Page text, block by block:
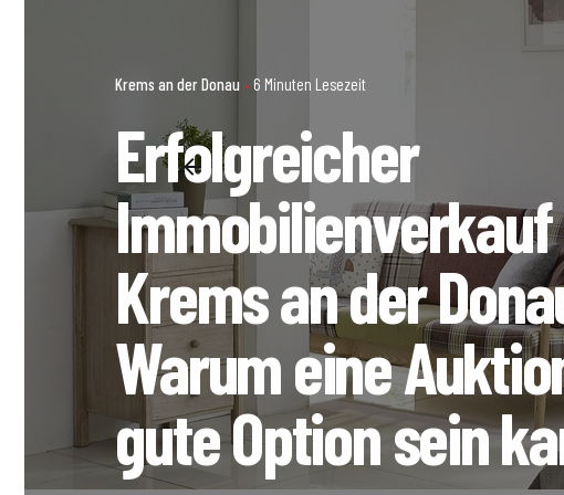
Krems an der Donau 6 Minuten Lesezeit
Erfolgreicher
Krems an der
Warum eine
gute Option sein